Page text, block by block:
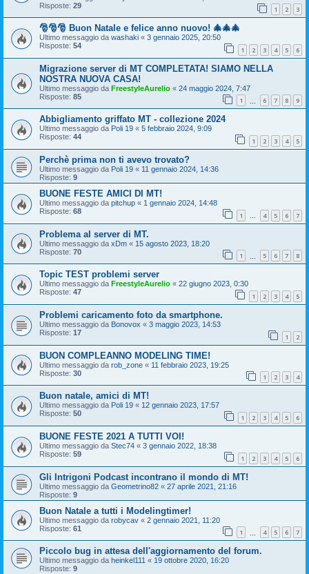
Risposte: 29 1 2 3
🎅🎅🎅 Buon Natale e felice anno nuovo! 🎄🎄🎄
Ultimo messaggio da washaki « 3 gennaio 2025, 20:50
Risposte: 54 1 2 3 4 5 6
Migrazione server di MT COMPLETATA! SIAMO NELLA
NOSTRA NUOVA CASA!
Ultimo messaggio da FreestyleAurelio « 24 maggio 2024, 7:47
Risposte: 85 1 6 7 8 9
Abbigliamento griffato MT - collezione 2024
Ultimo messaggio da Poli 19 « 5 febbraio 2024, 9:09
Risposte: 44 1 2 3 4 5
Perchè prima non ti avevo trovato?
Ultimo messaggio da Poli 19 « 11 gennaio 2024, 14:36
Risposte: 9
BUONE FESTE AMICI DI MT!
Ultimo messaggio da pitchup « 1 gennaio 2024, 14:48
Risposte: 68 1 … 4 5 6 7
Problema al server di MT.
Ultimo messaggio da xDm « 15 agosto 2023, 18:20
Risposte: 70 1 5 6 7 8
Topic TEST problemi server
Ultimo messaggio da FreestyleAurelio « 22 giugno 2023, 0:30
Risposte: 47 1 2 3 4 5
Problemi caricamento foto da smartphone.
Ultimo messaggio da Bonovox « 3 maggio 2023, 14:53
Risposte: 17 1 2
BUON COMPLEANNO MODELING TIME!
Ultimo messaggio da rob_zone « 11 febbraio 2023, 19:25
Risposte: 30 1 2 3 4
Buon natale, amici di MT!
Ultimo messaggio da Poli 19 « 12 gennaio 2023, 17:57
Risposte: 50 1 2 3 4 5 6
BUONE FESTE 2021 A TUTTI VOI!
Ultimo messaggio da Stec74 « 3 gennaio 2022, 18:38
Risposte: 59 1 2 3 4 5 6
Gli Intrigoni Podcast incontrano il mondo di MT!
Ultimo messaggio da Geometrino82 « 27 aprile 2021, 21:16
Risposte: 9
Buon Natale a tutti i Modelingtimer!
Ultimo messaggio da robycav « 2 gennaio 2021, 11:20
Risposte: 61 1 4 5 6 7
Piccolo bug in attesa dell'aggiornamento del forum.
Ultimo messaggio da heinkel111 « 19 ottobre 2020, 16:20
Risposte: 9